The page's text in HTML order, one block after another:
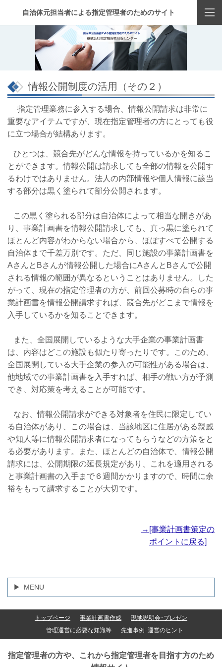
自治体元担当者による指定管理者のためのサイト
情報公開制度の活用（その２）
指定管理業務に参入する場合、情報公開請求は非常に
重要なアイテムですが、現在指定管理者の方にとっても役
に立つ場合が結構あります。
ひとつは、競合先がどんな情報を持っているかを知るこ
とができます。情報公開は請求しても全部の情報を公開す
るわけではありません。法人の内部情報や個人情報に該当
する部分は黒く塗られて部分公開されます。
この黒く塗られる部分は自治体によって相当な開きがあ
り、事業計画書を情報公開請求しても、真っ黒に塗られて
ほとんど内容がわからない場合から、ほぼすべて公開する
自治体まで千差万別です。ただ、同じ施設の事業計画書を
AさんとBさんが情報公開した場合にAさんとBさんで公開
される情報の範囲が異なるということはありません。した
がって、現在の指定管理者の方が、前回公募時の自らの事
業計画書を情報公開請求すれば、競合先がどこまで情報を
入手しているかを知ることできます。
また、全国展開しているような大手企業の事業計画書
は、内容はどこの施設も似たり寄ったりです。このため、
全国展開している大手企業の参入の可能性がある場合は、
他地域での事業計画書を入手すれば、相手の戦い方が予測
でき、対応策を考えることが可能です。
なお、情報公開請求ができる対象者を住民に限定してい
る自治体があり、この場合は、当該地区に住居がある親戚
や知人等に情報公開請求者になってもらうなどの方策をと
る必要があります。また、ほとんどの自治体で、情報公開
請求には、公開期限の延長規定があり、これを適用される
と事業計画書の入手まで６週間かかりますので、時間に余
裕をもって請求することが大切です。
→[事業計画書策定の
ポイントに戻る]
MENU
トップページ 事業計画書作成
現地説明会･プレゼン
管理運営に必要な知識等
先進事例･運営のヒント
指定管理者の方や、これから指定管理者を目指す方のため